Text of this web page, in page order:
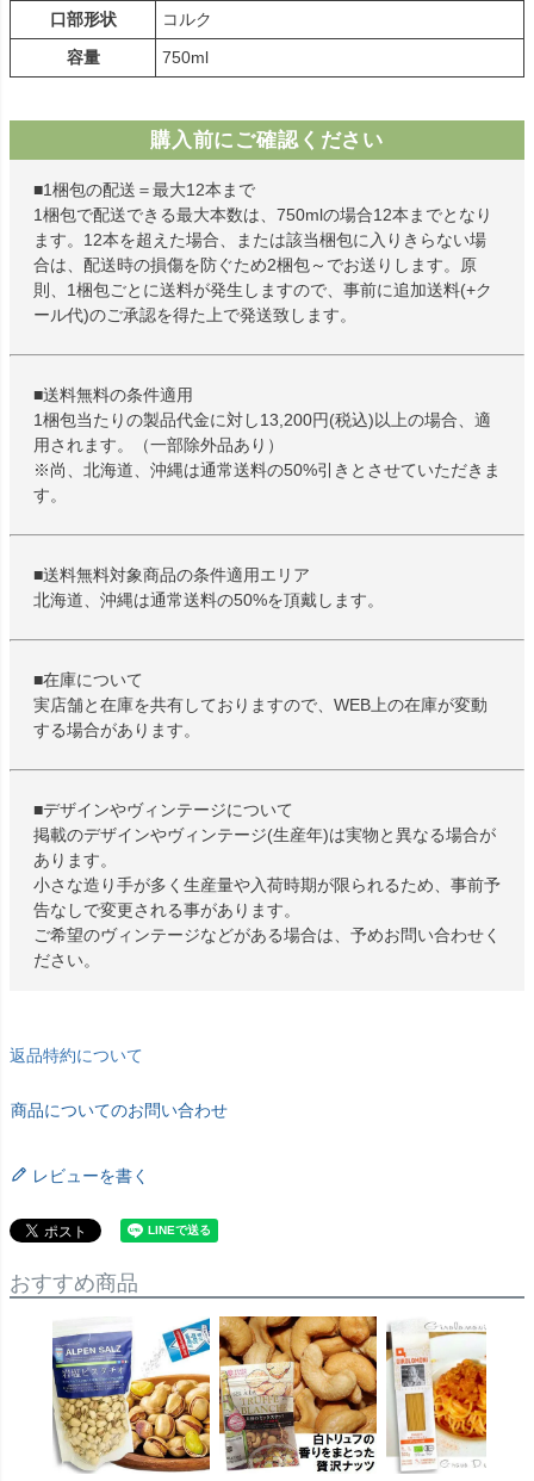
口部形状
コルク
容量
750ml
購入前にご確認ください
■1梱包の配送＝最大12本まで
1梱包で配送できる最大本数は、750mlの場合12本までとなり
ます。12本を超えた場合、または該当梱包に入りきらない場
合は、配送時の損傷を防ぐため2梱包～でお送りします。原
則、1梱包ごとに送料が発生しますので、事前に追加送料(+ク
ール代)のご承認を得た上で発送致します。
■送料無料の条件適用
1梱包当たりの製品代金に対し13,200円(税込)以上の場合、適
用されます。（一部除外品あり）
※尚、北海道、沖縄は通常送料の50%引きとさせていただきま
す。
■送料無料対象商品の条件適用エリア
北海道、沖縄は通常送料の50%を頂戴します。
■在庫について
実店舗と在庫を共有しておりますので、WEB上の在庫が変動
する場合があります。
■デザインやヴィンテージについて
掲載のデザインやヴィンテージ(生産年)は実物と異なる場合が
あります。
小さな造り手が多く生産量や入荷時期が限られるため、事前予
告なしで変更される事があります。
ご希望のヴィンテージなどがある場合は、予めお問い合わせく
ださい。
返品特約について
商品についてのお問い合わせ
レビューを書く
おすすめ商品